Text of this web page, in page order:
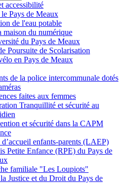
accessibilité
Pays de Meaux
de l'eau potable
maison du numérique
du Pays de Meaux
Poursuite de Scolarisation
en Pays de Meaux
de la police intercommunale dotés
faites aux femmes
Tranquillité et sécurité au
et sécurité dans la CAPM
enfants-parents (LAEP)
Petite Enfance (RPE) du Pays de
familiale "Les Loupiots"
Justice et du Droit du Pays de